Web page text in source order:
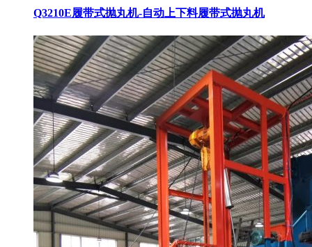
Q3210E履带式抛丸机-自动上下料履带式抛丸机